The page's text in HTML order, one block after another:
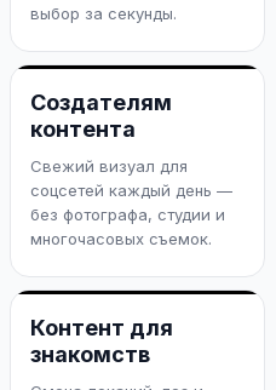
выбор за секунды.
Создателям
контента
Свежий визуал для
соцсетей каждый день —
без фотографа, студии и
многочасовых съемок.
Контент для
знакомств